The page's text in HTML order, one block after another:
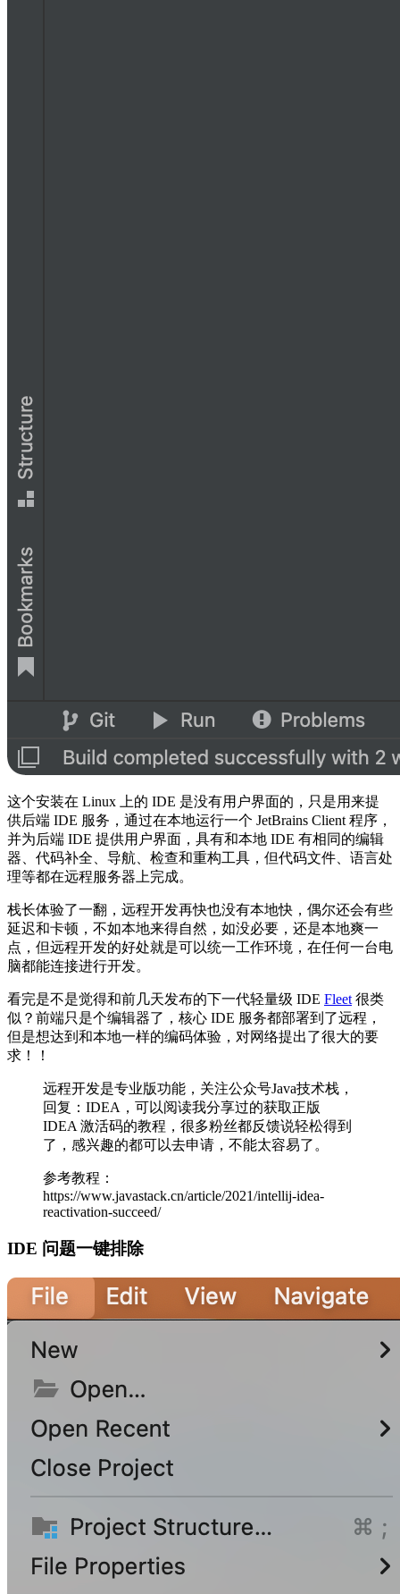
这个安装在 Linux 上的 IDE 是没有用户界面的，只是用来提
供后端 IDE 服务，通过在本地运行一个 JetBrains Client 程序，
并为后端 IDE 提供用户界面，具有和本地 IDE 有相同的编辑
器、代码补全、导航、检查和重构工具，但代码文件、语言处
理等都在远程服务器上完成。
栈长体验了一翻，远程开发再快也没有本地快，偶尔还会有些
延迟和卡顿，不如本地来得自然，如没必要，还是本地爽一
点，但远程开发的好处就是可以统一工作环境，在任何一台电
脑都能连接进行开发。
看完是不是觉得和前几天发布的下一代轻量级 IDE Fleet 很类
似？前端只是个编辑器了，核心 IDE 服务都部署到了远程，
但是想达到和本地一样的编码体验，对网络提出了很大的要
求！！
远程开发是专业版功能，关注公众号Java技术栈，
回复：IDEA，可以阅读我分享过的获取正版
IDEA 激活码的教程，很多粉丝都反馈说轻松得到
了，感兴趣的都可以去申请，不能太容易了。
参考教程：
https://www.javastack.cn/article/2021/intellij-idea-
reactivation-succeed/
IDE 问题一键排除